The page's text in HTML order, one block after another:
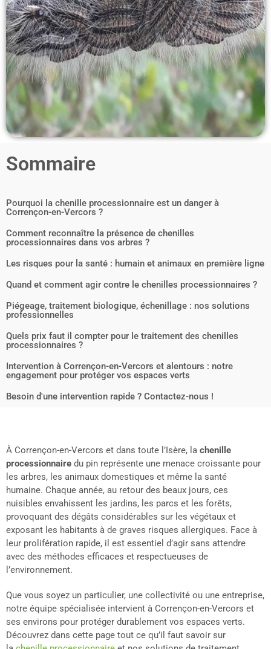
Sommaire
Pourquoi la chenille processionnaire est un danger à
Corrençon-en-Vercors ?
Comment reconnaître la présence de chenilles
processionnaires dans vos arbres ?
Les risques pour la santé : humain et animaux en première ligne
Quand et comment agir contre le chenilles processionnaires ?
Piégeage, traitement biologique, échenillage : nos solutions
professionnelles
Quels prix faut il compter pour le traitement des chenilles
processionnaires ?
Intervention à Corrençon-en-Vercors et alentours : notre
engagement pour protéger vos espaces verts
Besoin d'une intervention rapide ? Contactez-nous !
À Corrençon-en-Vercors et dans toute l’Isère, la chenille
processionnaire du pin représente une menace croissante pour
les arbres, les animaux domestiques et même la santé
humaine. Chaque année, au retour des beaux jours, ces
nuisibles envahissent les jardins, les parcs et les forêts,
provoquant des dégâts considérables sur les végétaux et
exposant les habitants à de graves risques allergiques. Face à
leur prolifération rapide, il est essentiel d’agir sans attendre
avec des méthodes efficaces et respectueuses de
l’environnement.
Que vous soyez un particulier, une collectivité ou une entreprise,
notre équipe spécialisée intervient à Corrençon-en-Vercors et
ses environs pour protéger durablement vos espaces verts.
Découvrez dans cette page tout ce qu’il faut savoir sur